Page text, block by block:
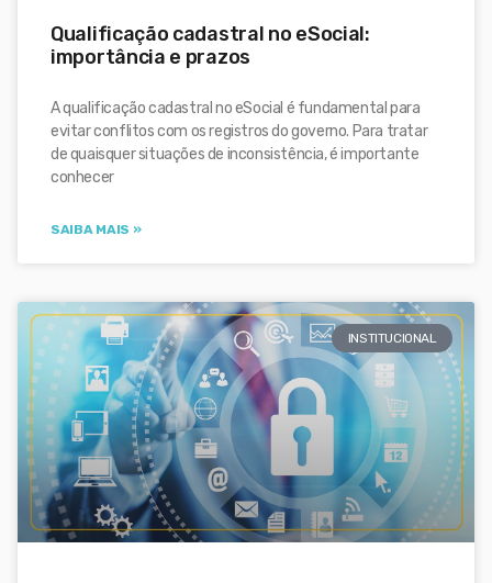
Qualificação cadastral no eSocial:
importância e prazos
A qualificação cadastral no eSocial é fundamental para
evitar conflitos com os registros do governo. Para tratar
de quaisquer situações de inconsistência, é importante
conhecer
SAIBA MAIS »
INSTITUCIONAL